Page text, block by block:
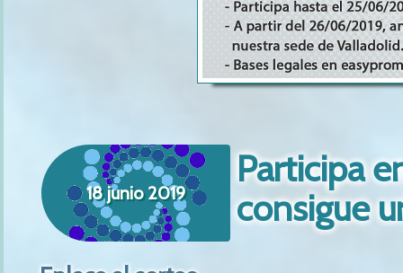
18 junio 2019
Participa
consigue